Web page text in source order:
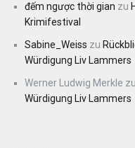
đếm ngược thời gian zu
Krimifestival
Sabine_Weiss zu
Würdigung Liv Lammers
Werner Ludwig Merkle zu
Würdigung Liv Lammers